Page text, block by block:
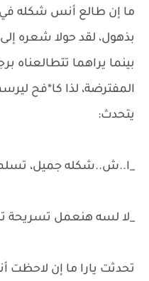
ما إن طالع أنس شكله
بذهول، لقد حولا شعره إلى
بينما يراهما تتطالعناه
المفترضة، لذا كا*فح
يتحدث:
_ا..ش..شكله جميل، تسلم
_لا لسه هنعمل تسريحة
تحدثت يارا ما إن